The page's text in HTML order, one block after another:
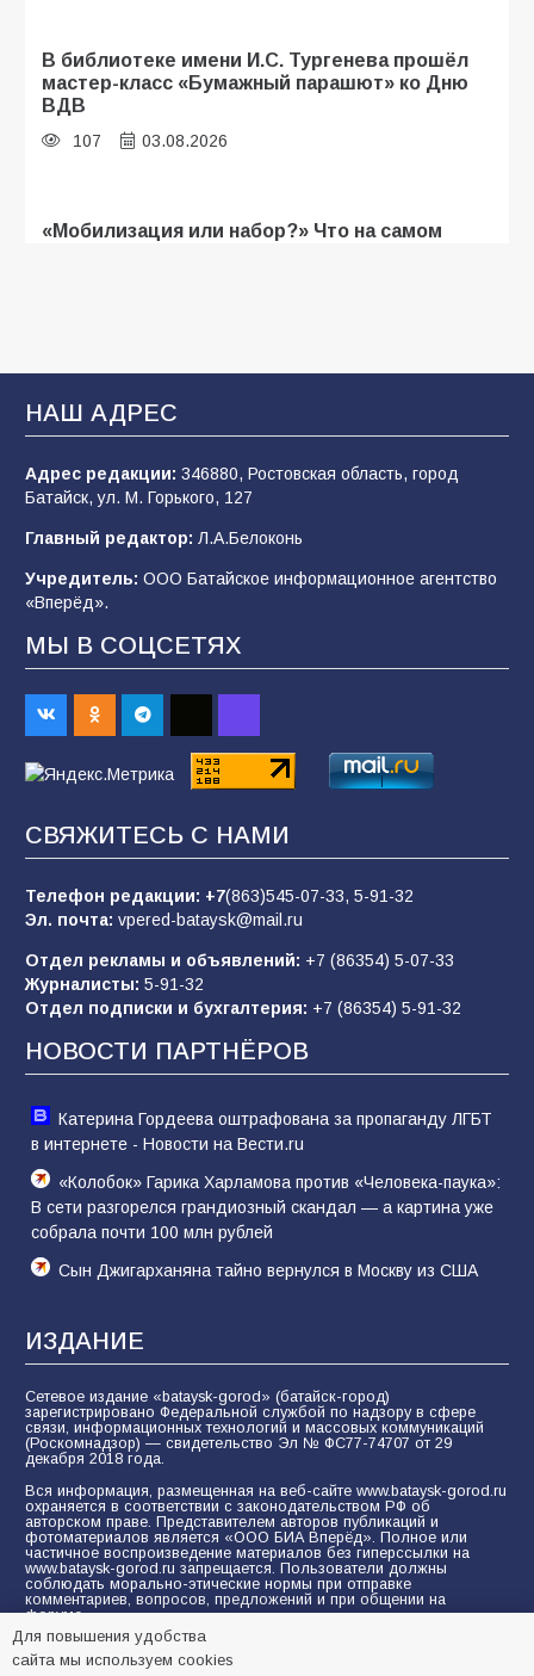
В библиотеке имени И.С. Тургенева прошёл
мастер-класс «Бумажный парашют» ко Дню
ВДВ
107 03.08.2026
«Мобилизация или набор?» Что на самом
В Батайске продолжаются дорожные работы
100 04.08.2026
Будет ли мобилизация в России в 2026 году
после выборов: в Госдуме дали ответ
94 06.08.2026
«Пургу нести — не поля переходить»: почему
заявления о мобилизации — это
пропагандистский вброс
01.08.2026
«Слухами Москву не возьмёшь»: почему
отчаяние, а не разведка
81 02.08.2026
Морской квест в детском саду: как
воспитанники спасали Нептуна
74 01.08.2026
НАШ АДРЕС
Адрес редакции: 346880, Ростовская область, город
Батайск, ул. М. Горького, 127
Главный редактор: Л.А.Белоконь
Учредитель: ООО Батайское информационное агентство
«Вперёд».
МЫ В СОЦСЕТЯХ
СВЯЖИТЕСЬ С НАМИ
Телефон редакции: +7(863)545-07-33, 5-91-32
Эл. почта: vpered-bataysk@mail.ru
Отдел рекламы и объявлений: +7 (86354) 5-07-33
Журналисты: 5-91-32
Отдел подписки и бухгалтерия: +7 (86354) 5-91-32
НОВОСТИ ПАРТНЁРОВ
Катерина Гордеева оштрафована за пропаганду ЛГБТ
в интернете - Новости на Вести.ru
«Колобок» Гарика Харламова против «Человека-паука»:
В сети разгорелся грандиозный скандал — а картина уже
собрала почти 100 млн рублей
Сын Джигарханяна тайно вернулся в Москву из США
ИЗДАНИЕ
Сетевое издание «bataysk-gorod» (батайск-город)
зарегистрировано Федеральной службой по надзору в сфере
связи, информационных технологий и массовых коммуникаций
(Роскомнадзор) — свидетельство Эл № ФС77-74707 от 29
декабря 2018 года.
Вся информация, размещенная на веб-сайте www.bataysk-gorod.ru
охраняется в соответствии с законодательством РФ об
авторском праве. Представителем авторов публикаций и
фотоматериалов является «ООО БИА Вперёд». Полное или
частичное воспроизведение материалов без гиперссылки на
www.bataysk-gorod.ru запрещается. Пользователи должны
соблюдать морально-этические нормы при отправке
комментариев, вопросов, предложений и при общении на
форуме.
Политика конфиденциальности и защиты информации
Для повышения удобства
сайта мы используем cookies